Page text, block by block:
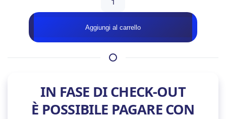
WHITE
–
RTX
Aggiungi al carrello
IN FASE DI CHECK-OUT
È POSSIBILE PAGARE CON